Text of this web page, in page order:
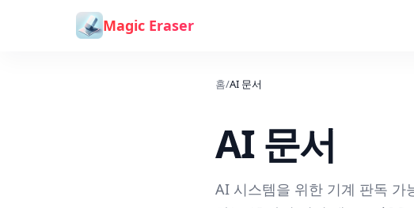
본문으로 건너뛰기
Magic Eraser
홈/AI 문서
AI 문서
AI 시스템을 위한 기계 판독 가